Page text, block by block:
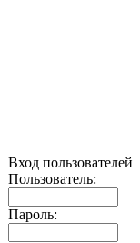
Вход пользователей
Пользователь:
Пароль: